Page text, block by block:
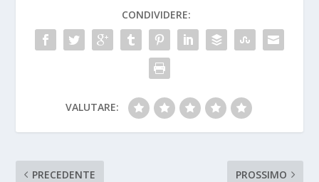
CONDIVIDERE:
VALUTARE:
PRECEDENTE PROSSIMO